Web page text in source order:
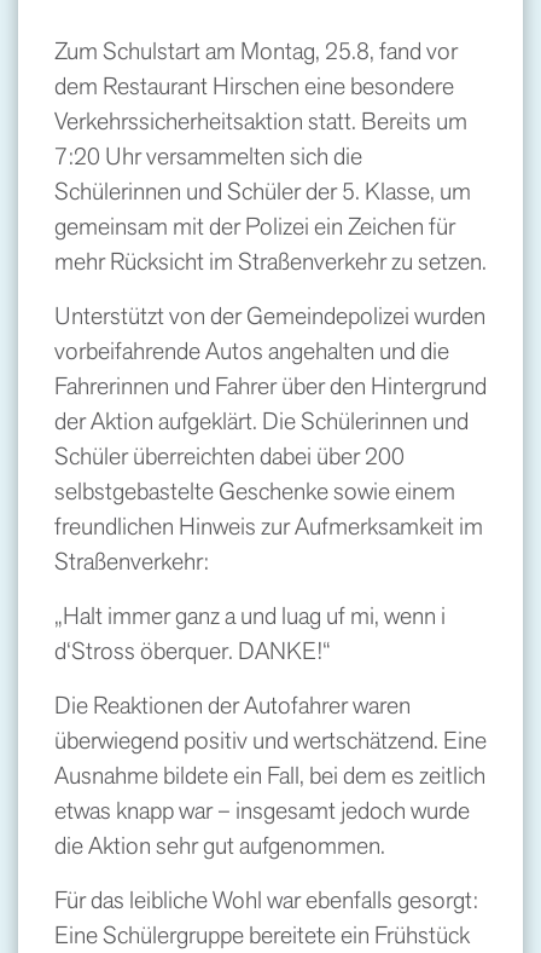
Zum Schulstart am Montag, 25.8, fand vor
dem Restaurant Hirschen eine besondere
Verkehrssicherheitsaktion statt. Bereits um
7:20 Uhr versammelten sich die
Schülerinnen und Schüler der 5. Klasse, um
gemeinsam mit der Polizei ein Zeichen für
mehr Rücksicht im Straßenverkehr zu setzen.
Unterstützt von der Gemeindepolizei wurden
vorbeifahrende Autos angehalten und die
Fahrerinnen und Fahrer über den Hintergrund
der Aktion aufgeklärt. Die Schülerinnen und
Schüler überreichten dabei über 200
selbstgebastelte Geschenke sowie einem
freundlichen Hinweis zur Aufmerksamkeit im
Straßenverkehr:
„Halt immer ganz a und luag uf mi, wenn i
d‘Stross öberquer. DANKE!“
Die Reaktionen der Autofahrer waren
überwiegend positiv und wertschätzend. Eine
Ausnahme bildete ein Fall, bei dem es zeitlich
etwas knapp war – insgesamt jedoch wurde
die Aktion sehr gut aufgenommen.
Für das leibliche Wohl war ebenfalls gesorgt:
Eine Schülergruppe bereitete ein Frühstück